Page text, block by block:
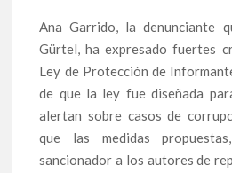
Ana Garrido, la denunciante
Gürtel, ha expresado fuertes
Ley de Protección de
de que la ley fue diseñada
alertan sobre casos de
que las medidas
sancionador a los autores de